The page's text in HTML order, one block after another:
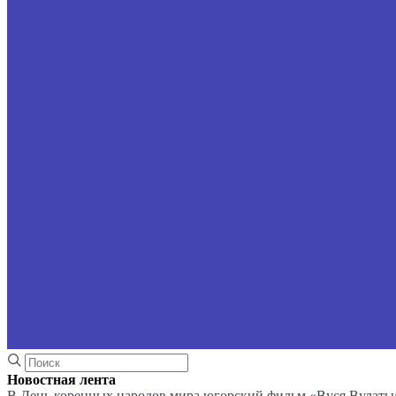
Новостная лента